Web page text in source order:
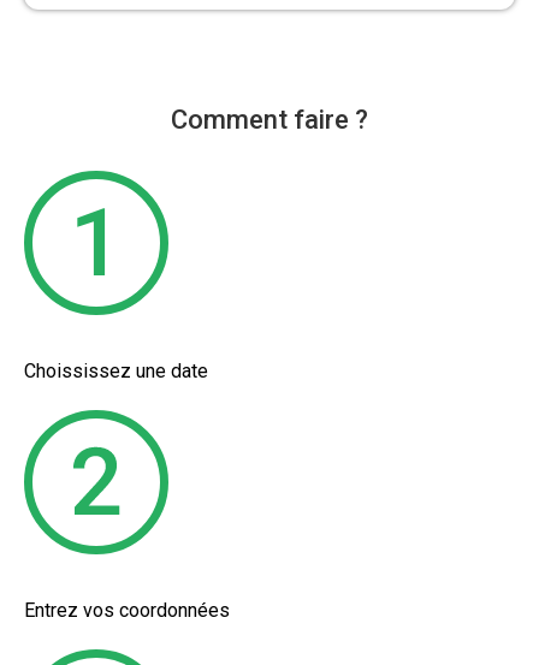
Comment faire ?
Choississez une date
Entrez vos coordonnées